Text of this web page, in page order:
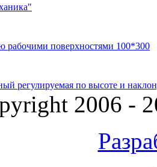
рабочими поверхностями 100*300
регулируемая по высоте и
2006 -